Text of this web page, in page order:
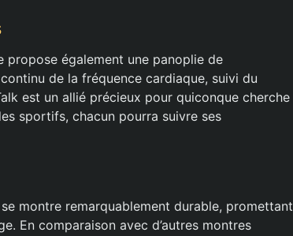
propose également une panoplie de
de la fréquence cardiaque, suivi du
est un allié précieux pour quiconque cherche
sportifs, chacun pourra suivre ses
montre remarquablement durable, promettant
En comparaison avec d’autres montres